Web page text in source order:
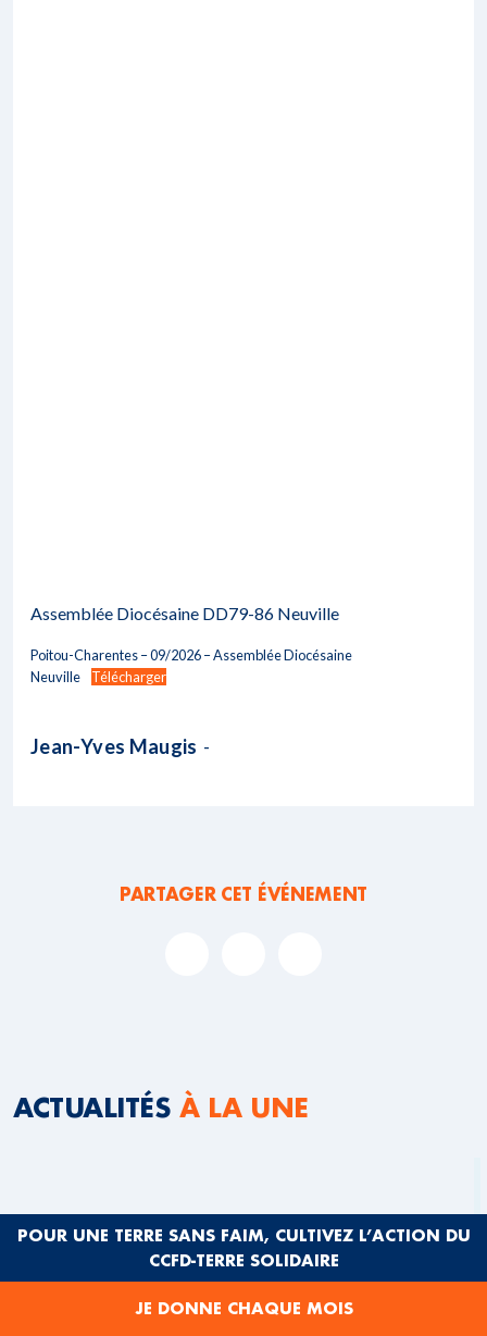
Assemblée Diocésaine DD79-86 Neuville
Poitou-Charentes – 09/2026 – Assemblée Diocésaine
Neuville
Télécharger
Jean-Yves Maugis -
PARTAGER CET ÉVÉNEMENT
ACTUALITÉS À LA UNE
POUR UNE TERRE SANS FAIM, CULTIVEZ L’ACTION DU
CCFD-TERRE SOLIDAIRE
JE DONNE CHAQUE MOIS